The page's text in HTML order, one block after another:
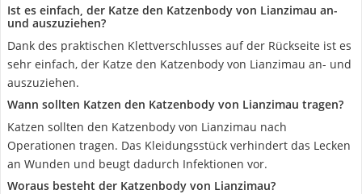
Ist es einfach, der Katze den Katzenbody von Lianzimau an-
und auszuziehen?
Dank des praktischen Klettverschlusses auf der Rückseite ist es
sehr einfach, der Katze den Katzenbody von Lianzimau an- und
auszuziehen.
Wann sollten Katzen den Katzenbody von Lianzimau tragen?
Katzen sollten den Katzenbody von Lianzimau nach
Operationen tragen. Das Kleidungsstück verhindert das Lecken
an Wunden und beugt dadurch Infektionen vor.
Woraus besteht der Katzenbody von Lianzimau?